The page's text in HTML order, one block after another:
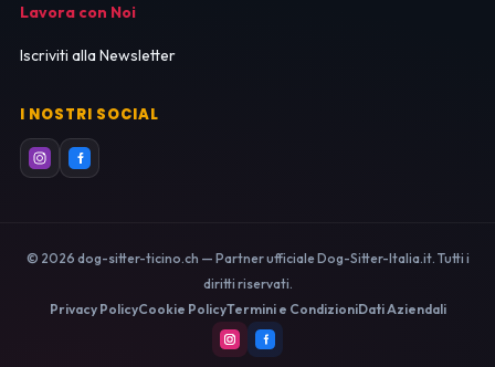
Lavora con Noi
Iscriviti alla Newsletter
I NOSTRI SOCIAL
© 2026 dog-sitter-ticino.ch — Partner ufficiale Dog-Sitter-Italia.it. Tutti i
diritti riservati.
Privacy PolicyCookie PolicyTermini e CondizioniDati Aziendali